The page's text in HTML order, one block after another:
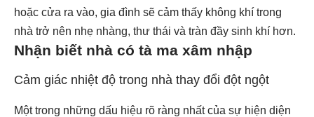
hoặc cửa ra vào, gia đình sẽ cảm thấy không khí trong
nhà trở nên nhẹ nhàng, thư thái và tràn đầy sinh khí hơn.
Nhận biết nhà có tà ma xâm nhập
Cảm giác nhiệt độ trong nhà thay đổi đột ngột
Một trong những dấu hiệu rõ ràng nhất của sự hiện diện